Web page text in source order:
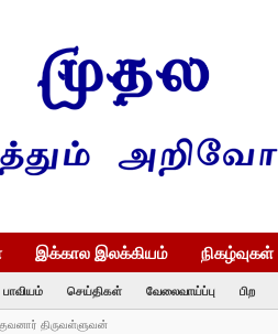
இக்கால இலக்கியம் நிகழ்வுகள்
பாவியம் செய்திகள் வேலைவாய்ப்பு பிற
திருவள்ளுவன்